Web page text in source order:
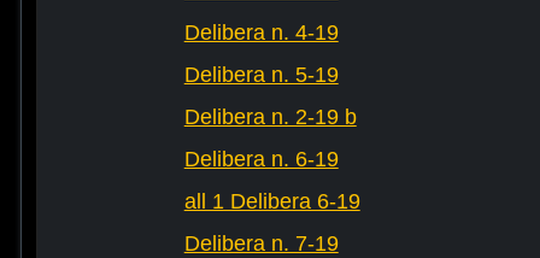
Delibera n. 4-19
Delibera n. 5-19
Delibera n. 2-19 b
Delibera n. 6-19
all 1 Delibera 6-19
Delibera n. 7-19